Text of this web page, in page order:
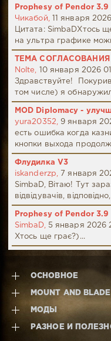
Prophesy of Pendor 3.9
Чикабой,
11 января
Цитата: SimbaDХтось
на ультра графике
ТЕМА
Nolte,
10 января 2026
Здравствуйте!
том числе) я
MOD Diplomacy -
yura20352,
9 января
есть ошибка когда
кнопки выхода
Флудилка V3
iskanderzp,
7 января
SimbaD, Вітаю! Тут
відвідувачів,
Prophesy of Pendor 3.9
SimbaD,
5 января 2026
Хтось ще грає?)...
ОСНОВНОЕ
MOUNT AND BLADE
МОДЫ
РАЗНОЕ И